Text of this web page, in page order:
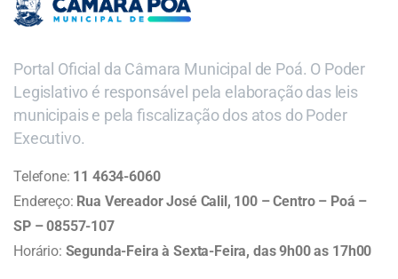
Portal Oficial da Câmara Municipal de Poá. O Poder
Legislativo é responsável pela elaboração das leis
municipais e pela fiscalização dos atos do Poder
Executivo.
Telefone: 11 4634-6060
Endereço: Rua Vereador José Calil, 100 – Centro – Poá –
SP – 08557-107
Horário: Segunda-Feira à Sexta-Feira, das 9h00 as 17h00